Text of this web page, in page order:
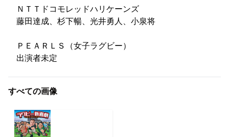
ＮＴＴドコモレッドハリケーンズ
藤田達成、杉下暢、光井勇人、小泉将
ＰＥＡＲＬＳ（女子ラグビー）
出演者未定
すべての画像